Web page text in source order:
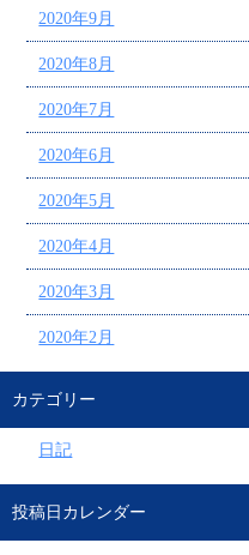
2020年9月
2020年8月
2020年7月
2020年6月
2020年5月
2020年4月
2020年3月
2020年2月
カテゴリー
日記
投稿日カレンダー